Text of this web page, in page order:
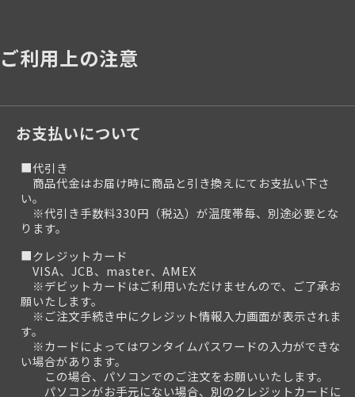
ご利用上の注意
お支払いについて
■代引き
商品代金はお届け時に商品と引き換えにてお支払い下さ
い。
※代引き手数料330円（税込）が温度帯毎、別途必要とな
ります。
■クレジットカード
VISA、JCB、master、AMEX
※デビットカードはご利用いただけませんので、ご了承お
願いたします。
※ご注文手続き中にクレジット情報入力画面が表示されま
す。
※カードによってはワンタイムパスワードの入力ができな
い場合があります。
この場合、パソコンでのご注文をお願いいたします。
パソコンがお手元にない場合、別のクレジットカードに